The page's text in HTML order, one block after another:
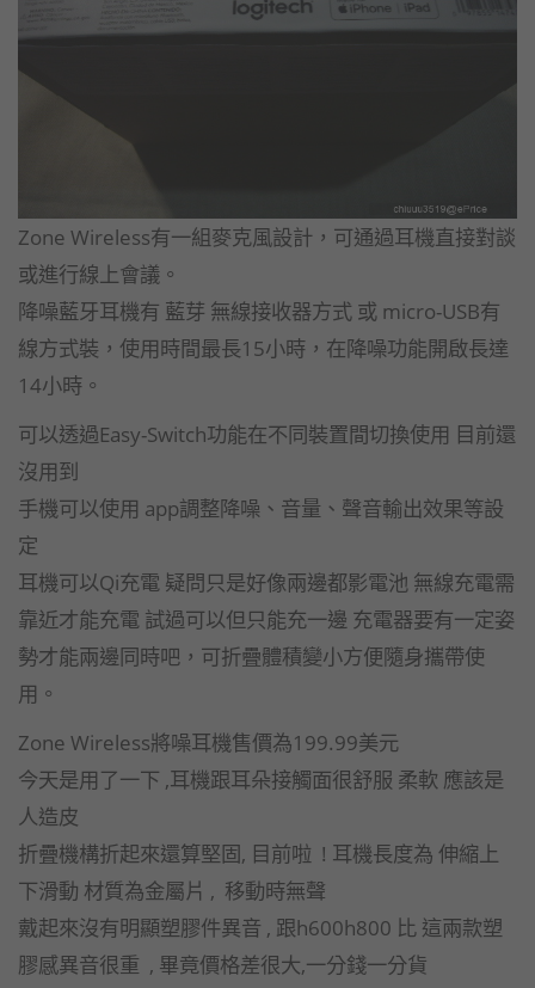
Zone Wireless有一組麥克風設計，可通過耳機直接對談
或進行線上會議。
降噪藍牙耳機有 藍芽 無線接收器方式 或 micro-USB有
線方式裝，使用時間最長15小時，在降噪功能開啟長達
14小時。
可以透過Easy-Switch功能在不同裝置間切換使用 目前還
沒用到
手機可以使用 app調整降噪、音量、聲音輸出效果等設
定
耳機可以Qi充電 疑問只是好像兩邊都影電池 無線充電需
靠近才能充電 試過可以但只能充一邊 充電器要有一定姿
勢才能兩邊同時吧，可折疊體積變小方便隨身攜帶使
用。
Zone Wireless將噪耳機售價為199.99美元
今天是用了一下 ,耳機跟耳朵接觸面很舒服 柔軟 應該是
人造皮
折疊機構折起來還算堅固, 目前啦 ! 耳機長度為 伸縮上
下滑動 材質為金屬片 , 移動時無聲
戴起來沒有明顯塑膠件異音 , 跟h600h800 比 這兩款塑
膠感異音很重 , 畢竟價格差很大,一分錢一分貨